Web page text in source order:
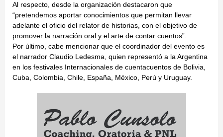
Al respecto, desde la organización destacaron que
“pretendemos aportar conocimientos que permitan llevar
adelante el oficio del relator de historias, con el objetivo de
promover la narración oral y el arte de contar cuentos”.
Por último, cabe mencionar que el coordinador del evento es
el narrador Claudio Ledesma, quien representó a la Argentina
en los festivales Internacionales de cuentacuentos de Bolivia,
Cuba, Colombia, Chile, España, México, Perú y Uruguay.